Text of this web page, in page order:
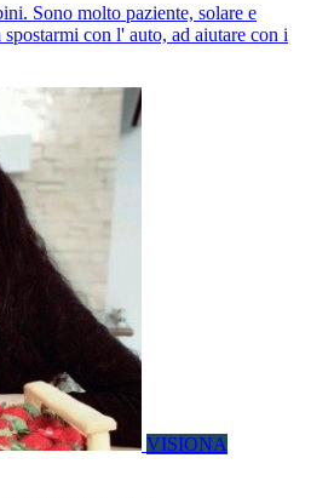
Sono molto paziente, solare e
con l' auto, ad aiutare con i
VISIONA